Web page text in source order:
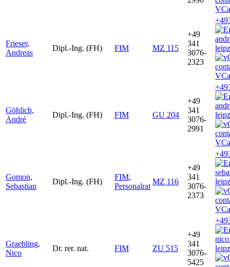
Frieser,
Andreas
Dipl.-Ing. (FH) FIM MZ 115
+49
341
3076-
2323
Göhlich,
André
Dipl.-Ing. (FH) FIM GU 204
+49
341
3076-
2991
Gomon,
Sebastian
Dipl.-Ing. (FH)
FIM,
Personalrat
MZ 116
+49
341
3076-
2373
Graebling,
Nico
Dr. rer. nat. FIM ZU 515
+49
341
3076-
5425